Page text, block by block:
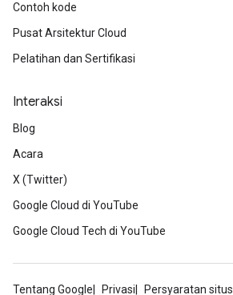
Contoh kode
Pusat Arsitektur Cloud
Pelatihan dan Sertifikasi
Interaksi
Blog
Acara
X (Twitter)
Google Cloud di YouTube
Google Cloud Tech di YouTube
Tentang Google Privasi Persyaratan situs